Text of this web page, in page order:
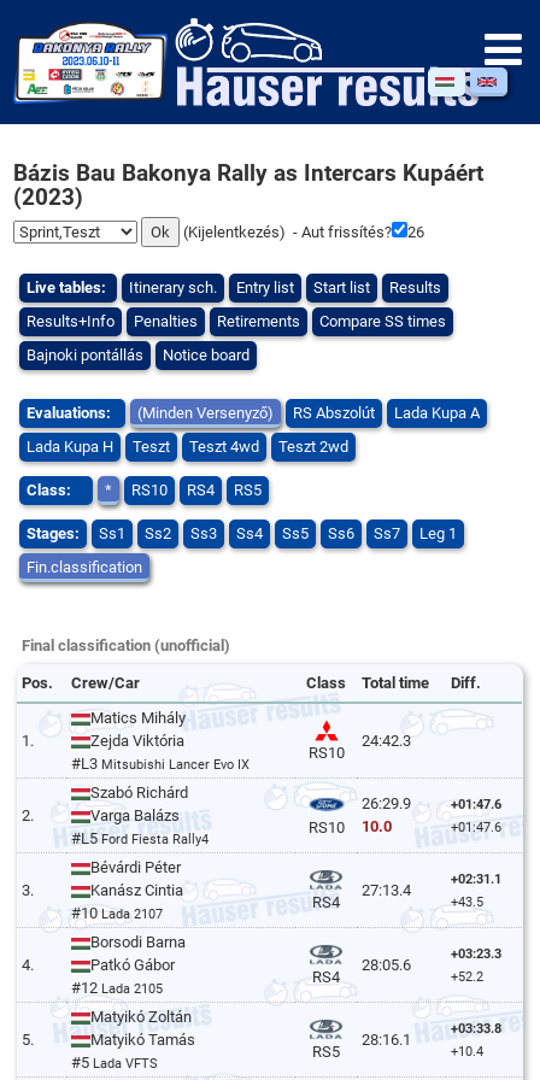
Bázis Bau Bakonya Rally as Intercars Kupáért
(2023)
(Kijelentkezés) - Aut frissítés? 26
Live tables: Itinerary sch. Entry list Start list
Results
Results+Info
Penalties Retirements
Compare SS times
Bajnoki pontállás
Notice board
Evaluations: (Minden Versenyző) RS Abszolút
Lada Kupa A
Lada Kupa H
Teszt Teszt 4wd Teszt 2wd
Class: * RS10 RS4 RS5
Stages: Ss1 Ss2 Ss3 Ss4 Ss5 Ss6 Ss7
Leg 1
Fin.classification
Final classification (unofficial)
Pos. Crew/Car Class Total time Diff.
1.
Matics Mihály
Zejda Viktória
#L3 Mitsubishi Lancer Evo IX
RS10
24:42.3
2.
Szabó Richárd
Varga Balázs
#L5Ford Fiesta Rally4
RS10
26:29.9
10.0
+01:47.6
+01:47.6
3.
Bévárdi Péter
Kanász Cintia
#10Lada 2107
RS4
27:13.4
+02:31.1
+43.5
4.
Borsodi Barna
Patkó Gábor
#12 Lada 2105
RS4
28:05.6
+03:23.3
+52.2
5.
Matyikó Zoltán
Matyikó Tamás
#5 Lada VFTS
RS5
28:16.1
+03:33.8
+10.4